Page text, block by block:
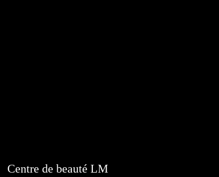
Centre de beauté LM